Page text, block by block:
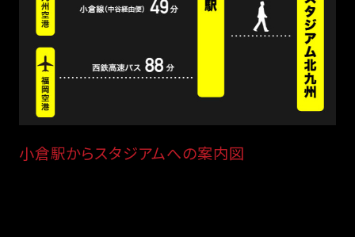
小倉駅からスタジアムへの案内図